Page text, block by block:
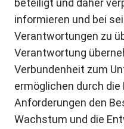
beteiligt und daher
informieren und bei
Verantwortungen zu
Verantwortung
Verbundenheit zum
ermöglichen durch die
Anforderungen den
Wachstum und die